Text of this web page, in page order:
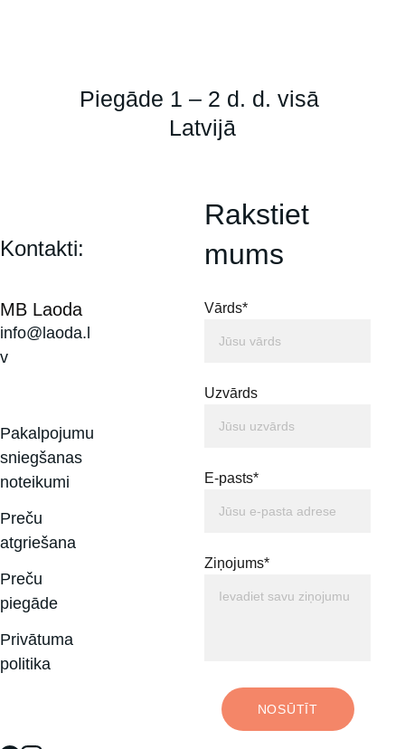
Rakstiet
mums
Vārds*
Uzvārds
E-pasts*
Ziņojums*
NOSŪTĪT
MB Laoda
Kontakti:
info@laoda.l
v
Pakalpojumu
sniegšanas
noteikumi
Preču
atgriešana
Preču
piegāde
Privātuma
politika
Piegāde 1 – 2 d. d. visā
Latvijā